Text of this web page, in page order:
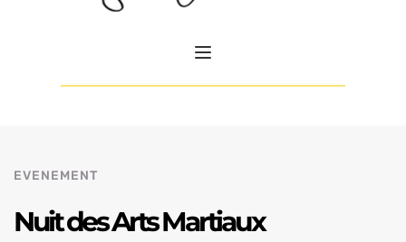
EVENEMENT
Nuit des Arts Martiaux